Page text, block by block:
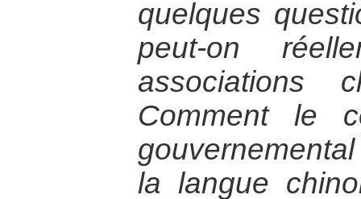
quelques
peut-on
associations
Comment le
la langue